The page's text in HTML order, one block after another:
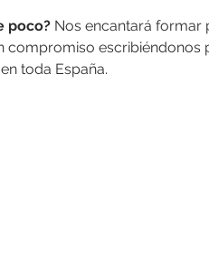
poco? Nos encantará formar
compromiso escribiéndonos
toda España.